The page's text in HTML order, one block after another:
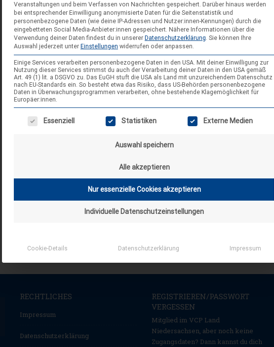
RECHTLICHES
Impressum
Datenschutzerklärung
REGISTRIEREN/PASSWORT
VERGESSEN
Mitglied im VCP Land
Niedersachsen, aber noch keine
Zugangsdaten? Dann kannst du dich
Veranstaltungen und beim Verfassen von Nachrichten gespeichert. Darüber hinaus werden
bei entsprechender Einwilligung anonymisierte Daten für die Seitenstatistik und
personenbezogene Daten (wie deine IP-Adressen und Nutzer:innen-Kennungen) durch die
eingebetteten Social Media-Anbieter:innen gespeichert. Nähere Informationen über die
Verwendung deiner Daten findest du in unserer Datenschutzerklärung Sie können Ihre
Auswahl jederzeit unter Einstellungen widerrufen oder anpassen.
Einige Services verarbeiten personenbezogene Daten in den USA. Mit deiner Einwilligung zur
Nutzung dieser Services stimmst du auch der Verarbeitung deiner Daten in den USA gemäß
Art. 49 (1) lit. a DSGVO zu. Das EuGH stuft die USA als Land mit unzureichendem Datenschutz
nach EU-Standards ein. So besteht etwa das Risiko, dass US-Behörden personenbezogene
Daten in Überwachungsprogrammen verarbeiten, ohne bestehende Klagemöglichkeit für
Europäer:innen.
Es folgt eine Liste der Service-Gruppen, für die eine Einwilligung erteilt werden
Essenziell Statistiken Externe Medien
Auswahl speichern
Alle akzeptieren
Nur essenzielle Cookies akzeptieren
Individuelle Datenschutzeinstellungen
Cookie-Details Datenschutzerklärung Impressum